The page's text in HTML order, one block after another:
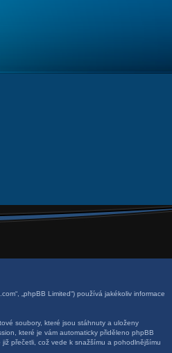
„phpBB Limited“) používá jakékoliv informace
soubory, které jsou stáhnuty a uloženy
které je vám automaticky přiděleno phpBB
přečetli, což vede k snažšímu a pohodlnějšímu